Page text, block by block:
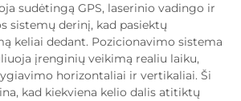
sudėtingą GPS, laserinio vadingo ir
sistemų derinį, kad pasiektų
keliai dedant. Pozicionavimo sistema
įrenginių veikimą realiu laiku,
horizontaliai ir vertikaliai. Ši
kad kiekviena kelio dalis atitiktų